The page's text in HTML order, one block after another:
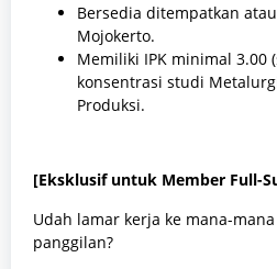
Bersedia ditempatkan
Mojokerto.
Memiliki IPK minimal 3.00
konsentrasi studi
Produksi.
[Eksklusif untuk Member Full-
Udah lamar kerja ke mana-
panggilan?